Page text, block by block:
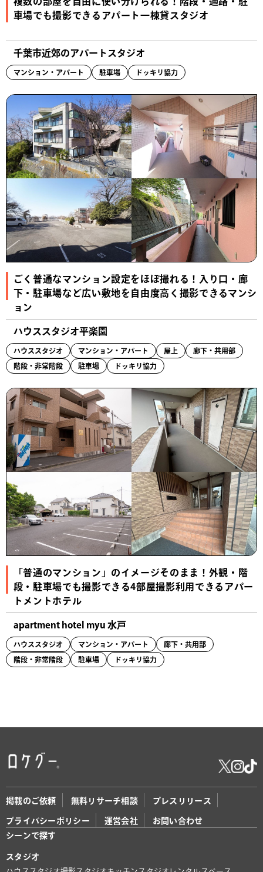
車場でも撮影できるアパート一棟貸スタジオ
千葉市近郊のアパートスタジオ
マンション・アパート 駐車場 ドッキリ協力
ごく普通なマンション設定をほぼ撮れる！入り口・廊
下・駐車場など広い敷地を自由度高く撮影できるマンシ
ョン
ハウススタジオ平楽園
ハウススタジオ マンション・アパート 屋上 廊下・共用部
階段・非常階段 駐車場 ドッキリ協力
「普通のマンション」のイメージそのまま！外観・階
段・駐車場でも撮影できる4部屋撮影利用できるアパー
トメントホテル
apartment hotel myu 水戸
ハウススタジオ マンション・アパート 廊下・共用部
階段・非常階段 駐車場 ドッキリ協力
掲載のご依頼 無料リサーチ相談 プレスリリース
プライバシーポリシー 運営会社
お問い合わせ
シーンで探す
スタジオ